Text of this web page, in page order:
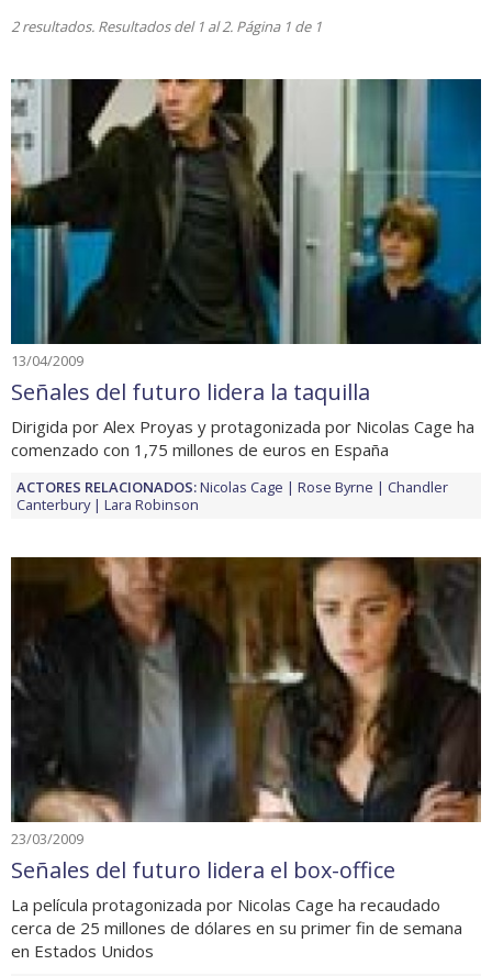
2 resultados. Resultados del 1 al 2. Página 1 de 1
13/04/2009
Señales del futuro lidera la taquilla
Dirigida por Alex Proyas y protagonizada por Nicolas Cage ha
comenzado con 1,75 millones de euros en España
ACTORES RELACIONADOS:Nicolas Cage Rose Byrne
Chandler
Canterbury
Lara Robinson
23/03/2009
Señales del futuro lidera el box-office
La película protagonizada por Nicolas Cage ha recaudado
cerca de 25 millones de dólares en su primer fin de semana
en Estados Unidos